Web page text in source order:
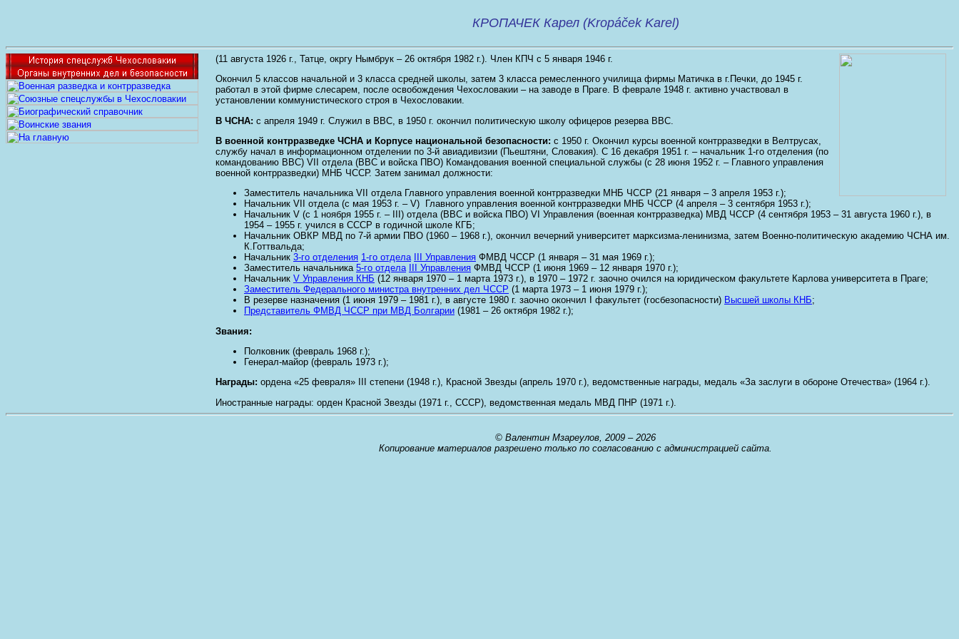
КРОПАЧЕК Карел (Kropáček Karel)
(11 августа 1926 г., Татце, окргу Нымбрук – 26 октября 1982 г.). Член КПЧ с 5 января 1946 г.
Окончил 5 классов начальной и 3 класса средней школы, затем 3 класса ремесленного училища фирмы Матичка в г.Печки, до 1945 г.
работал в этой фирме слесарем, после освобождения Чехословакии – на заводе в Праге. В феврале 1948 г. активно участвовал в
установлении коммунистического строя в Чехословакии.
В ЧСНА: с апреля 1949 г. Служил в ВВС, в 1950 г. окончил политическую школу офицеров резерва ВВС.
В военной контрразведке ЧСНА и Корпусе национальной безопасности: с 1950 г. Окончил курсы военной контрразведки в Велтрусах,
службу начал в информационном отделении по 3-й авиадивизии (Пьештяни, Словакия). С 16 декабря 1951 г. – начальник 1-го отделения (по
командованию ВВС) VII отдела (ВВС и войска ПВО) Командования военной специальной службы (с 28 июня 1952 г. – Главного управления
военной контрразведки) МНБ ЧССР. Затем занимал должности:
Заместитель начальника VII отдела Главного управления военной контрразведки МНБ ЧССР (21 января – 3 апреля 1953 г.);
Начальник VII отдела (с мая 1953 г. – V) Главного управления военной контрразведки МНБ ЧССР (4 апреля – 3 сентября 1953 г.);
Начальник V (с 1 ноября 1955 г. – III) отдела (ВВС и войска ПВО) VI Управления (военная контрразведка) МВД ЧССР (4 сентября 1953 – 31 августа 1960 г.), в
1954 – 1955 г. учился в СССР в годичной школе КГБ;
Начальник ОВКР МВД по 7-й армии ПВО (1960 – 1968 г.), окончил вечерний университет марксизма-ленинизма, затем Военно-политическую академию ЧСНА им.
К.Готтвальда;
Начальник 3-го отделения 1-го отдела III Управления ФМВД ЧССР (1 января – 31 мая 1969 г.);
Заместитель начальника 5-го отдела III Управления ФМВД ЧССР (1 июня 1969 – 12 января 1970 г.);
Начальник V Управления КНБ (12 января 1970 – 1 марта 1973 г.), в 1970 – 1972 г. заочно очился на юридическом факультете Карлова университета в Праге;
Заместитель Федерального министра внутренних дел ЧССР (1 марта 1973 – 1 июня 1979 г.);
В резерве назначения (1 июня 1979 – 1981 г.), в августе 1980 г. заочно окончил I факультет (госбезопасности) Высшей школы КНБ;
Представитель ФМВД ЧССР при МВД Болгарии (1981 – 26 октября 1982 г.);
Звания:
Полковник (февраль 1968 г.);
Генерал-майор (февраль 1973 г.);
Награды: ордена «25 февраля» III степени (1948 г.), Красной Звезды (апрель 1970 г.), ведомственные награды, медаль «За заслуги в обороне Отечества» (1964 г.).
Иностранные награды: орден Красной Звезды (1971 г., СССР), ведомственная медаль МВД ПНР (1971 г.).
© Валентин Мзареулов, 2009 – 2026
Копирование материалов разрешено только по согласованию с администрацией сайта.